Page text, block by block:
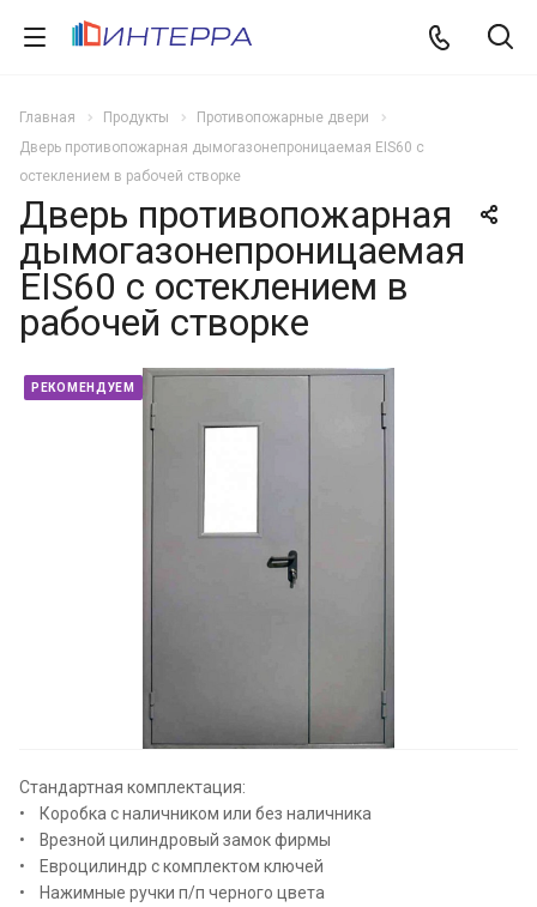
Главная Продукты
Противопожарные двери
Дверь противопожарная дымогазонепроницаемая EIS60 с
остеклением в рабочей створке
Дверь противопожарная
дымогазонепроницаемая
EIS60 с остеклением в
рабочей створке
РЕКОМЕНДУЕМ
Стандартная комплектация:
• Коробка с наличником или без наличника
• Врезной цилиндровый замок фирмы
• Евроцилиндр с комплектом ключей
• Нажимные ручки п/п черного цвета